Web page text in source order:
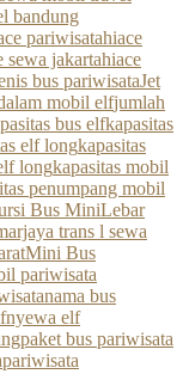
bandung
pariwisatahiace
sewa jakartahiace
bus pariwisataJet
mobil elfjumlah
bus elfkapasitas
elf longkapasitas
longkapasitas mobil
penumpang mobil
Bus MiniLebar
trans l sewa
Mini Bus
pariwisata
nama bus
nyewa elf
paket bus pariwisata
pariwisata